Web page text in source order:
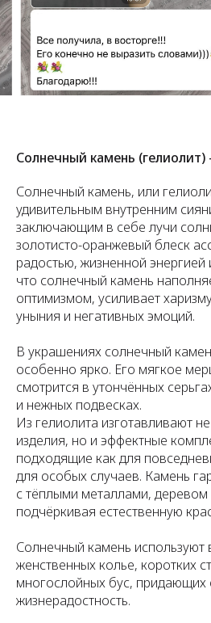
Солнечный камень
Солнечный камень, или
удивительным внутренним
заключающим в себе лучи
золотисто-оранжевый блеск
радостью, жизненной энергией
что солнечный камень
оптимизмом, усиливает
уныния и негативных эмоций.
В украшениях солнечный
особенно ярко. Его мягкое
смотрится в утончённых
и нежных подвесках.
Из гелиолита изготавливают
изделия, но и эффектные
подходящие как для
для особых случаев. Камень
с тёплыми металлами,
подчёркивая естественную
Солнечный камень используют
женственных колье, коротких
многослойных бус, придающих
жизнерадостность.